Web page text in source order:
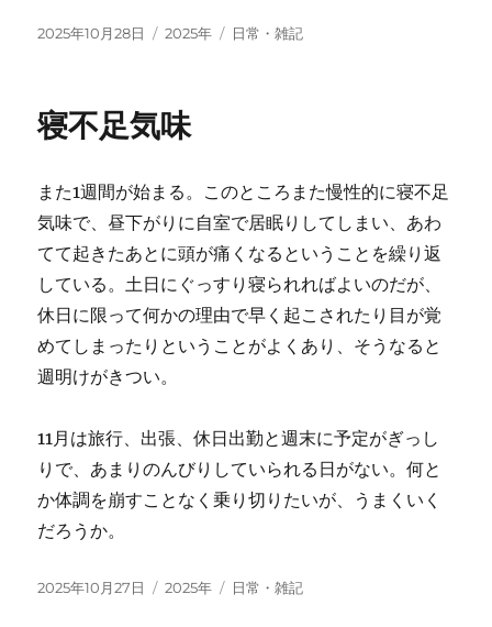
投
2025年10月28日
カ
ー
2025年
タ
日常・雑記
寝不足気味
また1週間が始まる。このところまた慢性的に寝不足
気味で、昼下がりに自室で居眠りしてしまい、あわ
てて起きたあとに頭が痛くなるということを繰り返
している。土日にぐっすり寝られればよいのだが、
休日に限って何かの理由で早く起こされたり目が覚
めてしまったりということがよくあり、そうなると
週明けがきつい。
11月は旅行、出張、休日出勤と週末に予定がぎっし
りで、あまりのんびりしていられる日がない。何と
か体調を崩すことなく乗り切りたいが、うまくいく
だろうか。
投
2025年10月27日
カ
2025年
タ
日常・雑記